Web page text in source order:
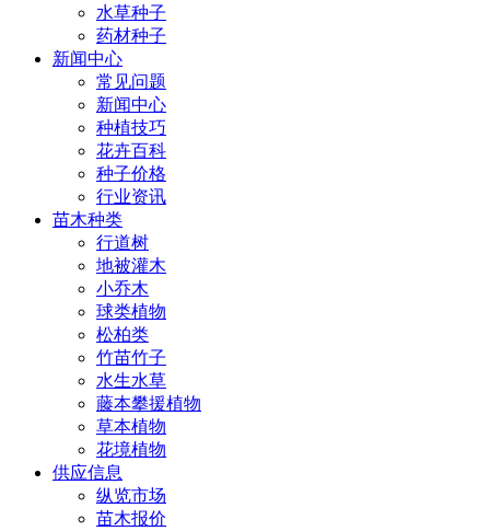
水草种子
药材种子
新闻中心
常见问题
新闻中心
种植技巧
花卉百科
种子价格
行业资讯
苗木种类
行道树
地被灌木
小乔木
球类植物
松柏类
竹苗竹子
水生水草
藤本攀援植物
草本植物
花境植物
供应信息
纵览市场
苗木报价